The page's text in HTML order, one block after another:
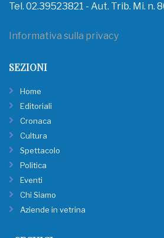
Tel. 02.39523821 - Aut. Trib. Mi. n.
Informativa sulla privacy
SEZIONI
Home
Editoriali
Cronaca
Cultura
Spettacolo
Politica
Eventi
Chi Siamo
Aziende in vetrina